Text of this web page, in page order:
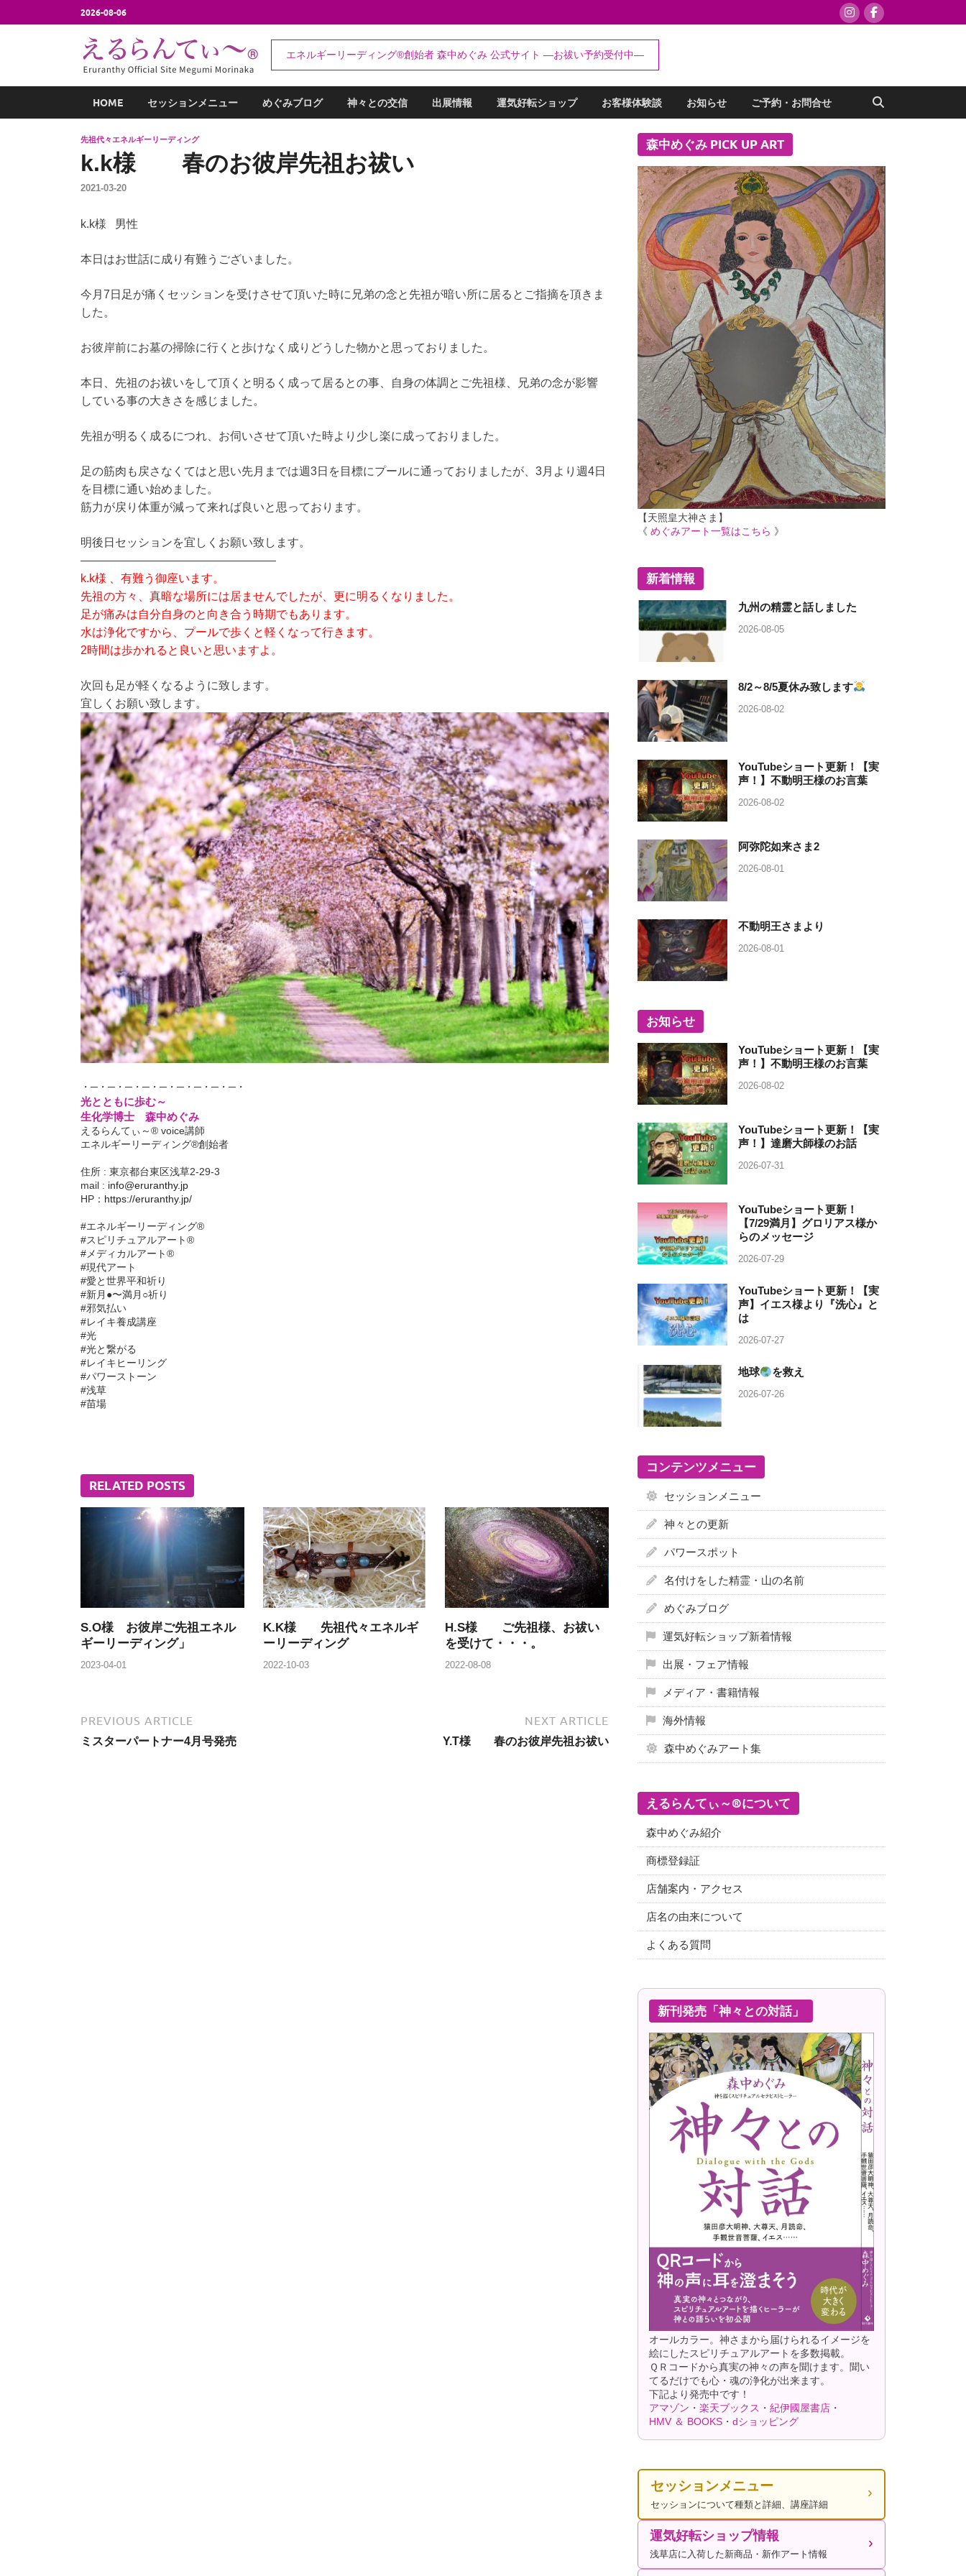
2026-08-06
えるらんてぃ～®
エネルギーリーディング®創始者 森中めぐみ｜お祓い・セッション予約受付中
エネルギーリーディング®創始者 森中めぐみ 公式サイト ―お祓い予約受付中―
HOME セッションメニュー めぐみブログ 神々との交信 出展情報 運気好転ショップ お客様体験談 お知らせ ご予約・お問合せ
先祖代々エネルギーリーディング
k.k様 春のお彼岸先祖お祓い
2021-03-20
k.k様 男性
本日はお世話に成り有難うございました。
今月7日足が痛くセッションを受けさせて頂いた時に兄弟の念と先祖が暗い所に居るとご指摘を頂きま
した。
お彼岸前にお墓の掃除に行くと歩けなく成りどうした物かと思っておりました。
本日、先祖のお祓いをして頂くと明るく成って居るとの事、自身の体調とご先祖様、兄弟の念が影響
している事の大きさを感じました。
先祖が明るく成るにつれ、お伺いさせて頂いた時より少し楽に成っておりました。
足の筋肉も戻さなくてはと思い先月までは週3日を目標にプールに通っておりましたが、3月より週4日
を目標に通い始めました。
筋力が戻り体重が減って来れば良いと思っております。
明後日セッションを宜しくお願い致します。
—————————————————
k.k様 、有難う御座います。
先祖の方々、真暗な場所には居ませんでしたが、更に明るくなりました。
足が痛みは自分自身のと向き合う時期でもあります。
水は浄化ですから、プールで歩くと軽くなって行きます。
2時間は歩かれると良いと思いますよ。
次回も足が軽くなるように致します。
宜しくお願い致します。
・─・─・─・─・─・─・─・─・─・
光とともに歩む～
生化学博士 森中めぐみ
えるらんてぃ～® voice講師
エネルギーリーディング®創始者
住所 : 東京都台東区浅草2-29-3
mail : info@eruranthy.jp
HP： https://eruranthy.jp/
#エネルギーリーディング®︎
#スピリチュアルアート®︎
#メディカルアート®︎
#現代アート
#愛と世界平和祈り
#新月●〜満月○祈り
#邪気払い
#レイキ養成講座
#光
#光と繋がる
#レイキヒーリング
#パワーストーン
#浅草
#苗場
RELATED POSTS
S.O様 お彼岸ご先祖エネル
ギーリーディング」
2023-04-01
K.K様 先祖代々エネルギ
ーリーディング
2022-10-03
H.S様 ご先祖様、お祓い
を受けて・・・。
2022-08-08
PREVIOUS ARTICLE
ミスターパートナー4月号発売
NEXT ARTICLE
Y.T様 春のお彼岸先祖お祓い
森中めぐみ PICK UP ART
【天照皇大神さま】
《めぐみアート一覧はこちら 》
新着情報
九州の精霊と話しました
2026-08-05
8/2～8/5夏休み致します
2026-08-02
YouTubeショート更新！【実
声！】不動明王様のお言葉
2026-08-02
阿弥陀如来さま2
2026-08-01
不動明王さまより
2026-08-01
お知らせ
YouTubeショート更新！【実
声！】不動明王様のお言葉
2026-08-02
YouTubeショート更新！【実
声！】達磨大師様のお話
2026-07-31
YouTubeショート更新！
【7/29満月】グロリアス様か
らのメッセージ
2026-07-29
YouTubeショート更新！【実
声】イエス様より『洗心』と
は
2026-07-27
地球 を救え
2026-07-26
コンテンツメニュー
セッションメニュー
神々との更新
パワースポット
名付けをした精霊・山の名前
めぐみブログ
運気好転ショップ新着情報
出展・フェア情報
メディア・書籍情報
海外情報
森中めぐみアート集
えるらんてぃ～®について
森中めぐみ紹介
商標登録証
店舗案内・アクセス
店名の由来について
よくある質問
新刊発売「神々との対話」
オールカラー。神さまから届けられるイメージを
絵にしたスピリチュアルアートを多数掲載。
ＱＲコードから真実の神々の声を聞けます。聞い
てるだけでも心・魂の浄化が出来ます。
下記より発売中です！
アマゾン ・楽天ブックス ・紀伊國屋書店 ・
HMV ＆ BOOKS ・dショッピング
セッションメニュー
セッションについて種類と詳細、講座詳細
運気好転ショップ情報
浅草店に入荷した新商品・新作アート情報